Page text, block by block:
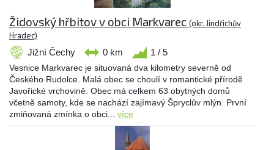
Židovský hřbitov v obci Markvarec (okr. Jindřichův
Hradec)
Jižní Čechy 0 km 1 / 5
Vesnice Markvarec je situovaná dva kilometry severně od
Českého Rudolce. Malá obec se choulí v romantické přírodě
Javořické vrchovině. Obec má celkem 63 obytných domů
včetně samoty, kde se nachází zajímavý Špryclův mlýn. První
zmiňovaná zmínka o obci... více